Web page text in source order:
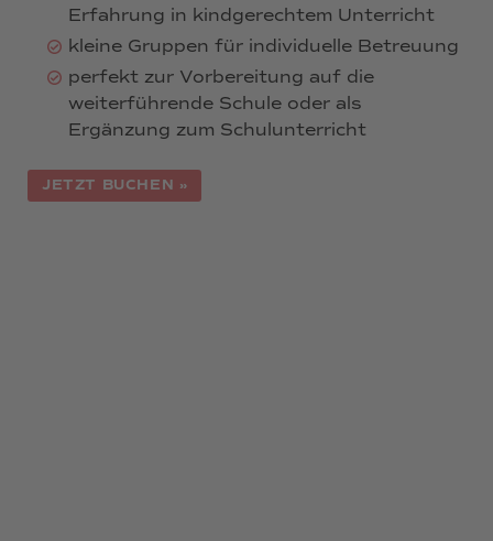
Erfahrung in kindgerechtem Unterricht
kleine Gruppen für individuelle Betreuung
perfekt zur Vorbereitung auf die
weiterführende Schule oder als
Ergänzung zum Schulunterricht
JETZT BUCHEN »